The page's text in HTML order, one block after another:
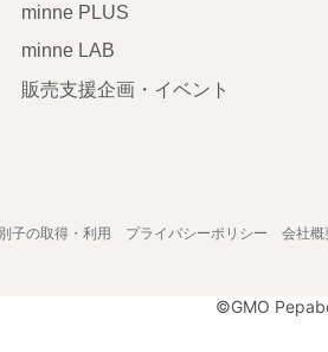
minne PLUS
minne LAB
販売支援企画・イベント
子の取得・利用 プライバシーポリシー 会社概
©GMO